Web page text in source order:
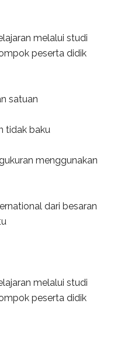
melalui studi
peserta didik
satuan
tidak baku
menggunakan
dari besaran
melalui studi
peserta didik